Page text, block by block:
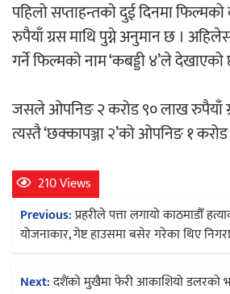
पहिलो सप्ताहन्तको दुई दिनमा
रुपैयाँ ग्रस माथि पुग्ने अनुमान छ ।
गर्ने फिल्मको नाम ‘कबड्डी ४’ले देखाएको
जसले ओपनिङ २ करोड ९० लाख रुपैयाँ
त्यस्तै ‘छक्कापञ्जा २’को ओपनिङ १
210 Views
Post
navigation
Previous:प्रहरीले पत्ता लगायो काठमाडौँ
योजनाकार, गेष्ट हाउसमा बसेर गरेका थिए
Next:दशैंको मुखैमा फेरी आकाशियो डलरको